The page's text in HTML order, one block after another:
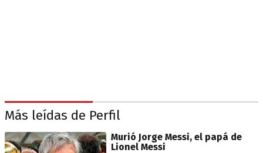
Más leídas de Perfil
Murió Jorge Messi, el papá de
Lionel Messi